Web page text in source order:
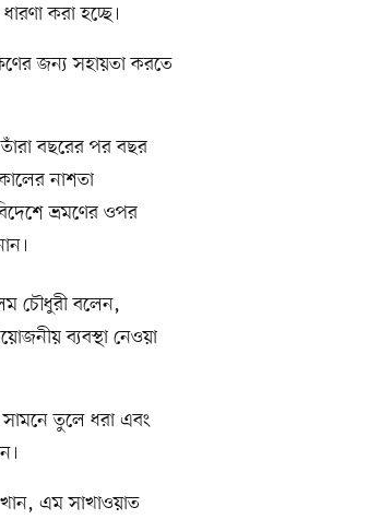
করা হচ্ছে।
জন্য সহায়তা করতে
বছরের পর বছর
নাশতা
ভ্রমণের ওপর
চৌধুরী বলেন,
ব্যবস্থা নেওয়া
তুলে ধরা এবং
এম সাখাওয়াত